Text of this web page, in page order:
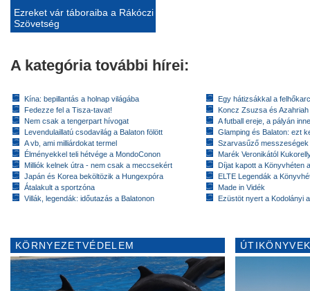
Ezreket vár táboraiba a Rákóczi
Szövetség
A kategória további hírei:
Kína: bepillantás a holnap világába
Fedezze fel a Tisza-tavat!
Nem csak a tengerpart hívogat
Levendulaillatú csodavilág a Balaton fölött
A vb, ami milliárdokat termel
Élményekkel teli hétvége a MondoConon
Milliók kelnek útra - nem csak a meccsekért
Japán és Korea beköltözik a Hungexpóra
Átalakult a sportzóna
Villák, legendák: időutazás a Balatonon
Egy hátizsákkal a
Koncz Zsuzsa és
A futball ereje, a pályán
Glamping és Balaton: ezt
Szarvasűző messzeségek
Marék Veronikától
Díjat kapott a Könyvhéten
ELTE Legendák a
Made in Vidék
Ezüstöt nyert a Kodolányi
KÖRNYEZETVÉDELEM